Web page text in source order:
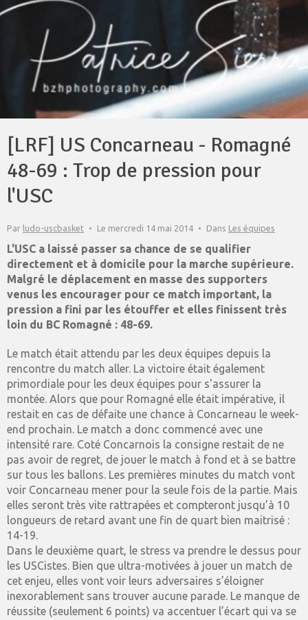
[LRF] US Concarneau - Romagné
48-69 : Trop de pression pour
l'USC
Par ludo-uscbasket Le mercredi 14 mai 2014 Dans Les équipes
L'USC a laissé passer sa chance de se qualifier
directement et à domicile pour la marche supérieure.
Malgré le déplacement en masse des supporters
venus les encourager pour ce match important, la
pression a fini par les étouffer et elles finissent très
loin du BC Romagné : 48-69.
Le match était attendu par les deux équipes depuis la
rencontre du match aller. La victoire était également
primordiale pour les deux équipes pour s'assurer la
montée. Alors que pour Romagné elle était impérative, il
restait en cas de défaite une chance à Concarneau le week-
end prochain. Le match a donc commencé avec une
intensité rare. Coté Concarnois la consigne restait de ne
pas avoir de regret, de jouer le match à fond et à se battre
sur tous les ballons. Les premières minutes du match vont
voir Concarneau mener pour la seule fois de la partie. Mais
elles seront très vite rattrapées et compteront jusqu’à 10
longueurs de retard avant une fin de quart bien maitrisé :
14-19.
Dans le deuxième quart, le stress va prendre le dessus pour
les USCistes. Bien que ultra-motivées à jouer un match de
cet enjeu, elles vont voir leurs adversaires s’éloigner
inexorablement sans trouver aucune parade. Le manque de
réussite (seulement 6 points) va accentuer l’écart qui va se